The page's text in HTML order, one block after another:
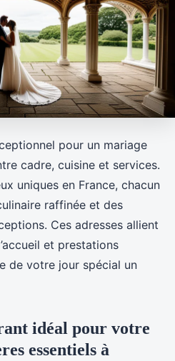
pour un mariage
cadre, cuisine et services.
uniques en France, chacun
raffinée et des
Ces adresses allient
et prestations
de votre jour spécial un
idéal pour votre
essentiels à